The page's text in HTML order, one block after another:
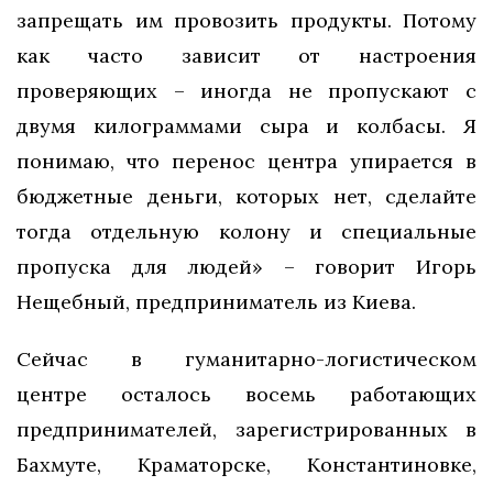
запрещать им провозить продукты. Потому
как часто зависит от настроения
проверяющих – иногда не пропускают с
двумя килограммами сыра и колбасы. Я
понимаю, что перенос центра упирается в
бюджетные деньги, которых нет, сделайте
тогда отдельную колону и специальные
пропуска для людей» – говорит Игорь
Нещебный, предприниматель из Киева.
Сейчас в гуманитарно-логистическом
центре осталось восемь работающих
предпринимателей, зарегистрированных в
Бахмуте, Краматорске, Константиновке,